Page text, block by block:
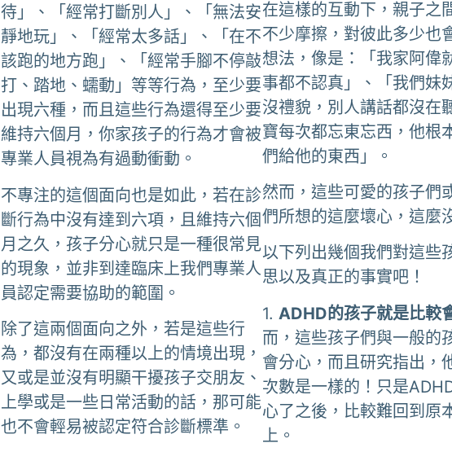
待」、「經常打斷別人」、「無法安
靜地玩」、「經常太多話」、「在不
該跑的地方跑」、「經常手腳不停敲
打、踏地、蠕動」等等行為，至少要
出現六種，而且這些行為還得至少要
維持六個月，你家孩子的行為才會被
專業人員視為有過動衝動。
不專注的這個面向也是如此，若在診
斷行為中沒有達到六項，且維持六個
月之久，孩子分心就只是一種很常見
的現象，並非到達臨床上我們專業人
員認定需要協助的範圍。
除了這兩個面向之外，若是這些行
為，都沒有在兩種以上的情境出現，
又或是並沒有明顯干擾孩子交朋友、
上學或是一些日常活動的話，那可能
也不會輕易被認定符合診斷標準。
在這樣的互動下，親子之
不少摩擦，對彼此多少也
想法，像是：「我家阿偉
事都不認真」、「我們妹
沒禮貌，別人講話都沒在
寶每次都忘東忘西，他根
們給他的東西」。
然而，這些可愛的孩子們
們所想的這麼壞心，這麼
以下列出幾個我們對這些
思以及真正的事實吧！
1.ADHD的孩子就是比較
而，這些孩子們與一般的
會分心，而且研究指出，
次數是一樣的！只是
心了之後，比較難回到原
上。